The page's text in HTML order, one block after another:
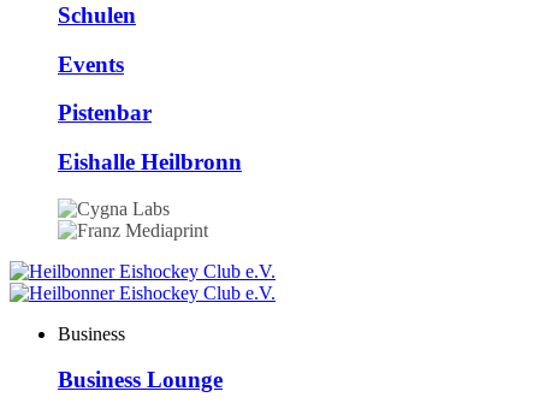
Schulen
Events
Pistenbar
Eishalle Heilbronn
Business
Business Lounge